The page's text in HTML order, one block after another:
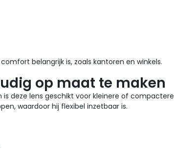
belangrijk is, zoals kantoren en winkels.
op maat te maken
deze lens geschikt voor kleinere of compactere
waardoor hij flexibel inzetbaar is.